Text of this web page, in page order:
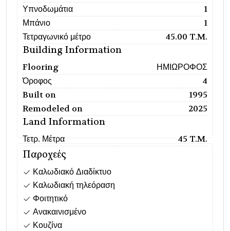
Υπνοδωμάτια
1
Μπάνιο
1
Τετραγωνικό μέτρο
45.00 T.M.
Building Information
Flooring
ΗΜΙΩΡΟΦΟΣ
Όροφος
4
Built on
1995
Remodeled on
2025
Land Information
Τετρ. Μέτρα 45 T.M.
Παροχεές
Καλωδιακό Διαδίκτυο
Καλωδιακή τηλεόραση
Φοιτητικό
Ανακαινισμένο
Κουζίνα